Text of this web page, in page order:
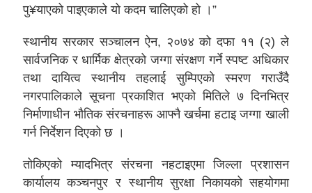
पु¥याएको पाइएकाले यो कदम चालिएको हो ।”
स्थानीय सरकार सञ्चालन ऐन, २०७४ को दफा ११ (२) ले
सार्वजनिक र धार्मिक क्षेत्रको जग्गा संरक्षण गर्ने स्पष्ट अधिकार
तथा दायित्व स्थानीय तहलाई सुम्पिएको स्मरण गराउँदै
नगरपालिकाले सूचना प्रकाशित भएको मितिले ७ दिनभित्र
निर्माणाधीन भौतिक संरचनाहरू आफ्नै खर्चमा हटाइ जग्गा खाली
गर्न निर्देशन दिएको छ ।
तोकिएको म्यादभित्र संरचना नहटाइएमा जिल्ला प्रशासन
कार्यालय कञ्चनपुर र स्थानीय सुरक्षा निकायको सहयोगमा